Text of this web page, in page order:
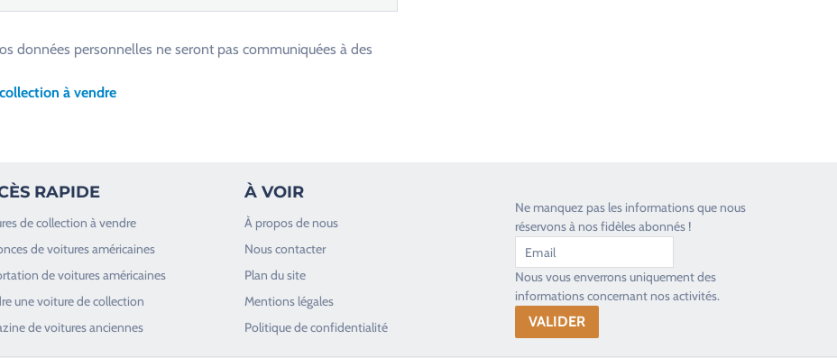
données personnelles ne seront pas communiquées à des
à vendre
RAPIDE
de collection à vendre
de voitures américaines
de voitures américaines
une voiture de collection
de voitures anciennes
À VOIR
À propos de nous
Nous contacter
Plan du site
Mentions légales
Politique de confidentialité
Ne manquez pas les informations que nous
réservons à nos fidèles abonnés !
Nous vous enverrons uniquement des
informations concernant nos activités.